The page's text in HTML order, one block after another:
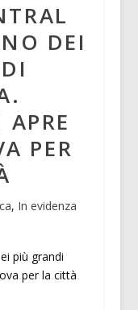
DEI
PER
, In evidenza